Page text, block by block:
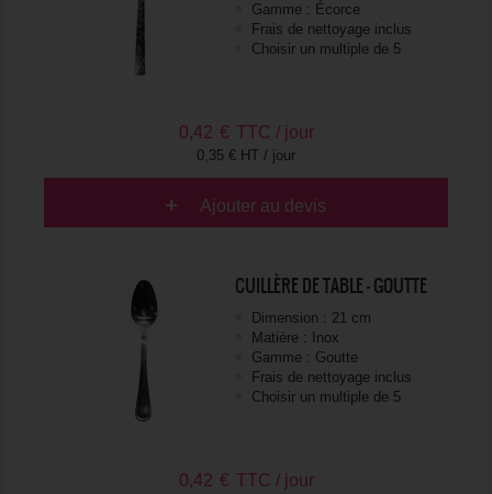
Gamme : Écorce
Frais de nettoyage inclus
Choisir un multiple de 5
0,42 € TTC / jour
0,35 € HT / jour
Ajouter au devis
CUILLÈRE DE TABLE - GOUTTE
Dimension : 21 cm
Matière : Inox
Gamme : Goutte
Frais de nettoyage inclus
Choisir un multiple de 5
0,42 € TTC / jour